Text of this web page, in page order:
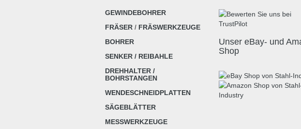
GEWINDEBOHRER
FRÄSER / FRÄSWERKZEUGE
BOHRER
SENKER / REIBAHLE
DREHHALTER /
BOHRSTANGEN
WENDESCHNEIDPLATTEN
SÄGEBLÄTTER
MESSWERKZEUGE
Unser eBay- und
Shop